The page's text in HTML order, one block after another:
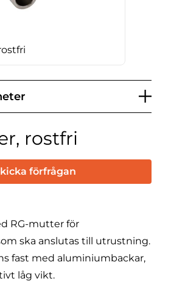
rostfri
förfrågan
RG-mutter för
ska anslutas till utrustning.
fast med aluminiumbackar,
låg vikt.